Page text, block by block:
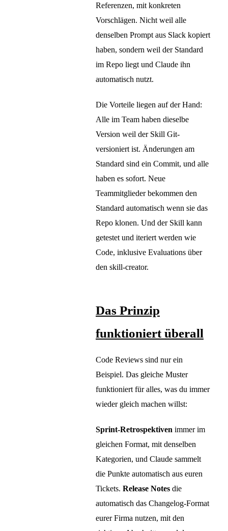
Referenzen, mit konkreten
Vorschlägen. Nicht weil alle
denselben Prompt aus Slack kopiert
haben, sondern weil der Standard
im Repo liegt und Claude ihn
automatisch nutzt.
Die Vorteile liegen auf der Hand:
Alle im Team haben dieselbe
Version weil der Skill Git-
versioniert ist. Änderungen am
Standard sind ein Commit, und alle
haben es sofort. Neue
Teammitglieder bekommen den
Standard automatisch wenn sie das
Repo klonen. Und der Skill kann
getestet und iteriert werden wie
Code, inklusive Evaluations über
den skill-creator.
Das Prinzip
funktioniert überall
Code Reviews sind nur ein
Beispiel. Das gleiche Muster
funktioniert für alles, was du immer
wieder gleich machen willst:
Sprint-Retrospektiven immer im
gleichen Format, mit denselben
Kategorien, und Claude sammelt
die Punkte automatisch aus euren
Tickets. Release Notes die
automatisch das Changelog-Format
eurer Firma nutzen, mit den